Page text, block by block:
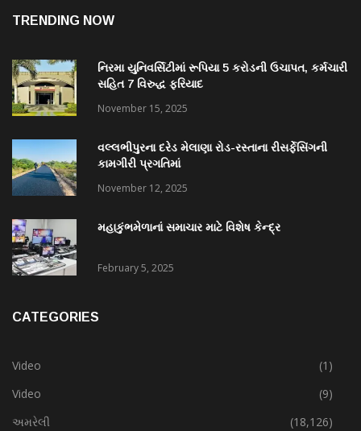
TRENDING NOW
નિરમા યુનિવર્સિટીમાં રૂપિયા 5 કરોડની ઉચાપત, કર્મચારી
સહિત 7 વિરુદ્ધ ફરિયાદ
November 15, 2025
વલ્લભીપુરના દરેડ મેલાણા રોડ-રસ્તાના રીસર્ફેસિંગની
કામગીરી પ્રગતિમાં
November 12, 2025
મહાકુંભમેળાનાં સમાચાર માટે વિશેષ કેન્દ્ર
February 5, 2025
CATEGORIES
Video
(1)
Video
(9)
અમરેલી
(18,126)